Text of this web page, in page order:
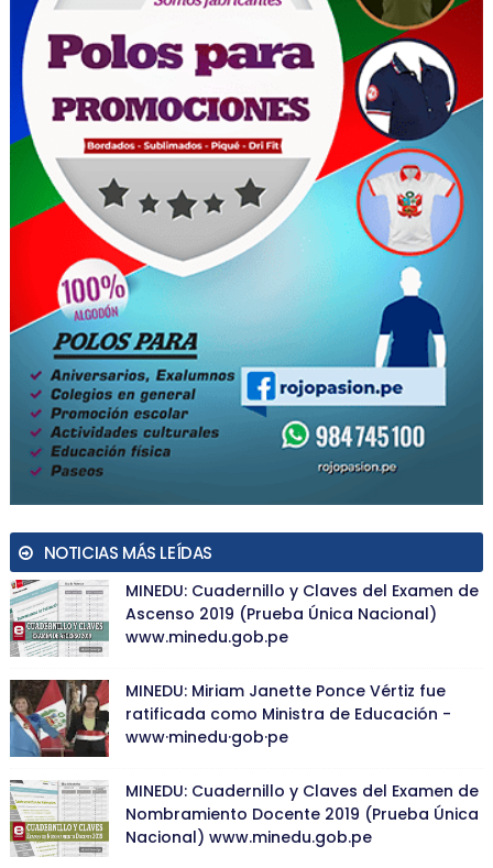
NOTICIAS MÁS LEÍDAS
MINEDU: Cuadernillo y Claves del Examen de
Ascenso 2019 (Prueba Única Nacional)
www.minedu.gob.pe
MINEDU: Miriam Janette Ponce Vértiz fue
ratificada como Ministra de Educación -
www·minedu·gob·pe
MINEDU: Cuadernillo y Claves del Examen de
Nombramiento Docente 2019 (Prueba Única
Nacional) www.minedu.gob.pe